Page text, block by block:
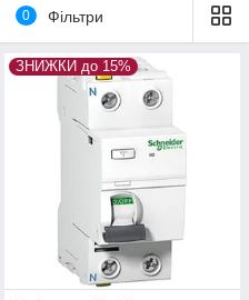
0 Фільтри
ЗНИЖКИ до 15%